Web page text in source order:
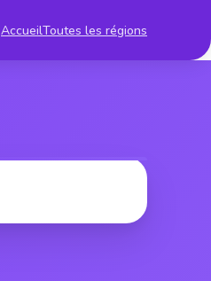
AccueilToutes les régions